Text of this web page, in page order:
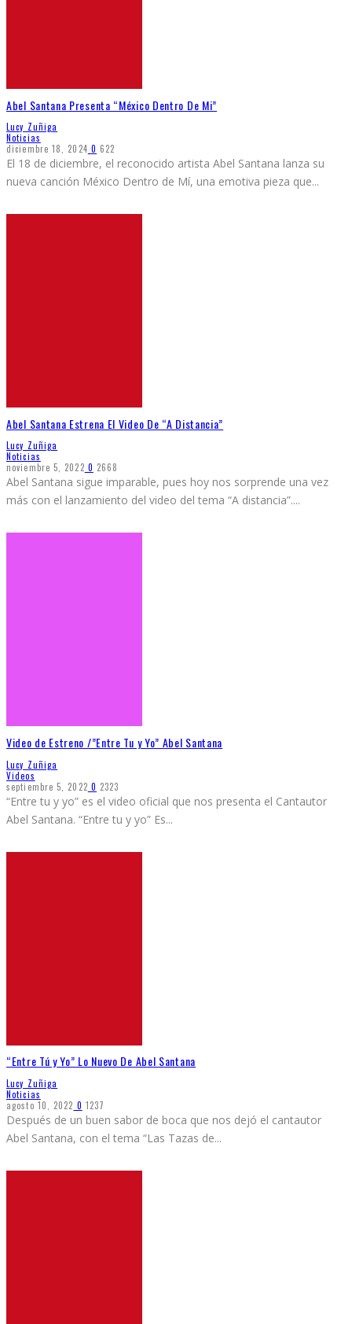
Abel Santana Presenta “México Dentro De Mi”
Lucy Zuñiga
Noticias
diciembre 18, 2024 0 622
El 18 de diciembre, el reconocido artista Abel Santana lanza su
nueva canción México Dentro de Mí, una emotiva pieza que...
Abel Santana Estrena El Video De “A Distancia”
Lucy Zuñiga
Noticias
noviembre 5, 2022 0 2668
Abel Santana sigue imparable, pues hoy nos sorprende una vez
más con el lanzamiento del video del tema “A distancia”....
Video de Estreno /”Entre Tu y Yo” Abel Santana
Lucy Zuñiga
Videos
septiembre 5, 2022 0 2323
“Entre tu y yo” es el video oficial que nos presenta el Cantautor
Abel Santana. “Entre tu y yo” Es...
“Entre Tú y Yo” Lo Nuevo De Abel Santana
Lucy Zuñiga
Noticias
agosto 10, 2022 0 1237
Después de un buen sabor de boca que nos dejó el cantautor
Abel Santana, con el tema “Las Tazas de...